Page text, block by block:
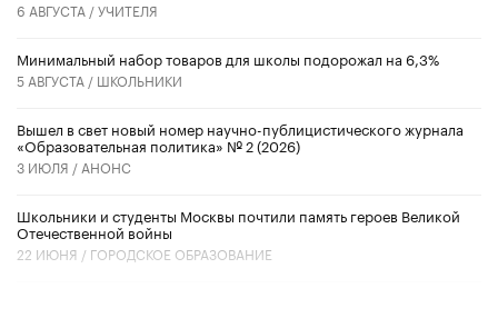
6 АВГУСТА /УЧИТЕЛЯ
Минимальный набор товаров для школы подорожал на 6,3%
5 АВГУСТА / ШКОЛЬНИКИ
Вышел в свет новый номер научно-публицистического журнала
«Образовательная политика» № 2 (2026)
3 ИЮЛЯ / АНОНС
Школьники и студенты Москвы почтили память героев Великой
Отечественной войны
22 ИЮНЯ / ГОРОДСКОЕ ОБРАЗОВАНИЕ